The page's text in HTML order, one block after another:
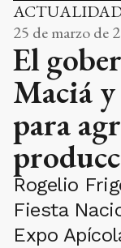
25 de marzo de
El
Maciá
para
Rogelio
Fiesta
Expo